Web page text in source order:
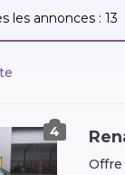
les annonces : 13
4
Offre